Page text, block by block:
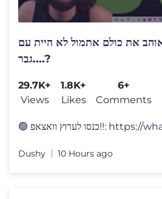
את כולם אתמול לא היית עם
גבר....?
29.7K+
Views
1.8K+
Likes
6+
Comments
Dushy 10 Hours ago